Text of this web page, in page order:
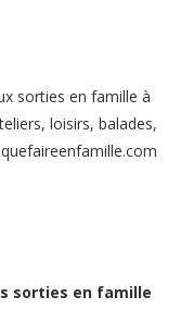
sorties en famille à
loisirs, balades,
sorties en famille